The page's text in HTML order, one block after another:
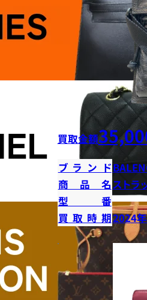
買取金額
ブランド
商品名ストラ
型番
買取時期2024